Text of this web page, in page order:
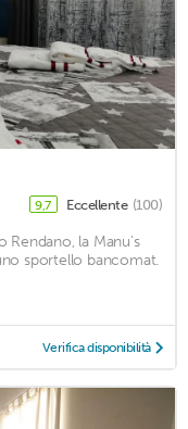
9,7 Eccellente (100)
Rendano, la Manu's
sportello bancomat.
Verifica disponibilità